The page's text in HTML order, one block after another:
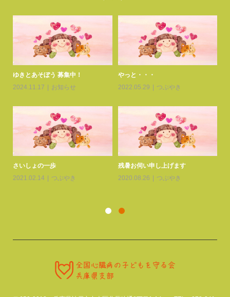
ゆきとあそぼう 募集中！
2024.11.17
お知らせ
やっと・・・
2022.05.29
つぶやき
さいしょの一歩
2021.02.14
つぶやき
残暑お伺い申し上げます
2020.08.26
つぶやき